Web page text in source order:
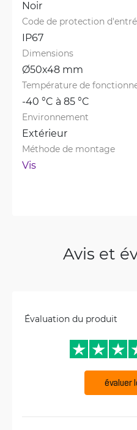
Noir
Code de protection
IP67
Dimensions
Ø50x48 mm
Température de
-40 °C à 85 °C
Environnement
Extérieur
Méthode de montage
Vis
Avis et
Évaluation du produit
évaluer